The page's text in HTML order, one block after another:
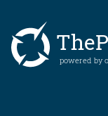
powered by